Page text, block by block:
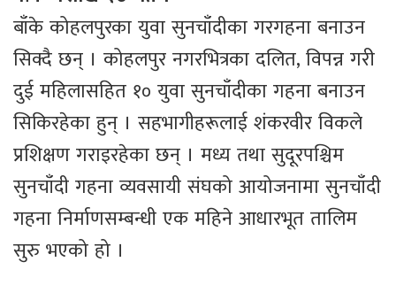
बाँके कोहलपुरका युवा सुनचाँदीका गरगहना बनाउन
सिक्दै छन् । कोहलपुर नगरभित्रका दलित, विपन्न गरी
दुई महिलासहित १० युवा सुनचाँदीका गहना बनाउन
सिकिरहेका हुन् । सहभागीहरूलाई शंकरवीर विकले
प्रशिक्षण गराइरहेका छन् । मध्य तथा सुदूरपश्चिम
सुनचाँदी गहना व्यवसायी संघको आयोजनामा सुनचाँदी
गहना निर्माणसम्बन्धी एक महिने आधारभूत तालिम
सुरु भएको हो ।